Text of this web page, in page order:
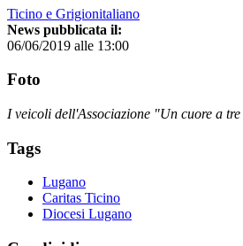
Ticino e Grigionitaliano
News pubblicata il:
06/06/2019 alle 13:00
Foto
I veicoli dell'Associazione "Un cuore a
Tags
Lugano
Caritas Ticino
Diocesi Lugano